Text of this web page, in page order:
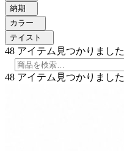
納期
カラー
テイスト
48 アイテム見つかりました
48 アイテム見つかりました